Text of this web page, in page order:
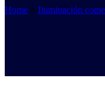
Home > Iluminación